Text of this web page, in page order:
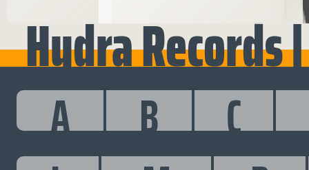
Hydra Records
A B
C